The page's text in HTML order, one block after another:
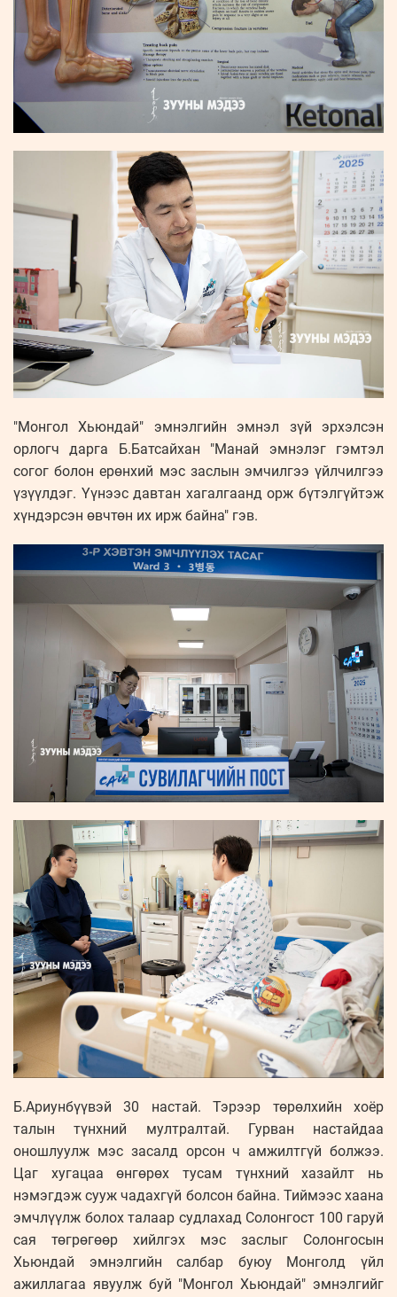
"Монгол Хьюндай" эмнэлгийн эмнэл зүй эрхэлсэн
орлогч дарга Б.Батсайхан "Манай эмнэлэг гэмтэл
согог болон ерөнхий мэс заслын эмчилгээ үйлчилгээ
үзүүлдэг. Үүнээс давтан хагалгаанд орж бүтэлгүйтэж
хүндэрсэн өвчтөн их ирж байна" гэв.
Б.Ариунбүүвэй 30 настай. Тэрээр төрөлхийн хоёр
талын түнхний мултралтай. Гурван настайдаа
оношлуулж мэс засалд орсон ч амжилтгүй болжээ.
Цаг хугацаа өнгөрөх тусам түнхний хазайлт нь
нэмэгдэж сууж чадахгүй болсон байна. Тиймээс хаана
эмчлүүлж болох талаар судлахад Солонгост 100 гаруй
сая төгрөгөөр хийлгэх мэс заслыг Солонгосын
Хьюндай эмнэлгийн салбар буюу Монголд үйл
ажиллагаа явуулж буй "Монгол Хьюндай" эмнэлгийг